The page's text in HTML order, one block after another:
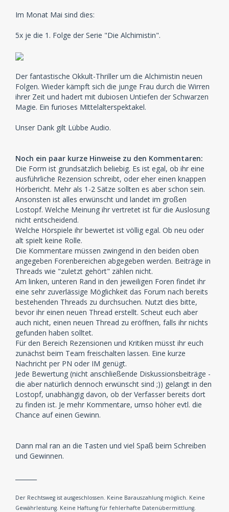
Im Monat Mai sind dies:
5x je die 1. Folge der Serie "Die Alchimistin".
Der fantastische Okkult-Thriller um die Alchimistin neuen
Folgen. Wieder kämpft sich die junge Frau durch die Wirren
ihrer Zeit und hadert mit dubiosen Untiefen der Schwarzen
Magie. Ein furioses Mittelalterspektakel.
Unser Dank gilt Lübbe Audio.
Noch ein paar kurze Hinweise zu den Kommentaren:
Die Form ist grundsätzlich beliebig. Es ist egal, ob ihr eine
ausführliche Rezension schreibt, oder eher einen knappen
Hörbericht. Mehr als 1-2 Sätze sollten es aber schon sein.
Ansonsten ist alles erwünscht und landet im großen
Lostopf. Welche Meinung ihr vertretet ist für die Auslosung
nicht entscheidend.
Welche Hörspiele ihr bewertet ist völlig egal. Ob neu oder
alt spielt keine Rolle.
Die Kommentare müssen zwingend in den beiden oben
angegeben Forenbereichen abgegeben werden. Beiträge in
Threads wie "zuletzt gehört" zählen nicht.
Am linken, unteren Rand in den jeweiligen Foren findet ihr
eine sehr zuverlässige Möglichkeit das Forum nach bereits
bestehenden Threads zu durchsuchen. Nutzt dies bitte,
bevor ihr einen neuen Thread erstellt. Scheut euch aber
auch nicht, einen neuen Thread zu eröffnen, falls ihr nichts
gefunden haben solltet.
Für den Bereich Rezensionen und Kritiken müsst ihr euch
zunächst beim Team freischalten lassen. Eine kurze
Nachricht per PN oder IM genügt.
Jede Bewertung (nicht anschließende Diskussionsbeiträge -
die aber natürlich dennoch erwünscht sind ;)) gelangt in den
Lostopf, unabhängig davon, ob der Verfasser bereits dort
zu finden ist. Je mehr Kommentare, umso höher evtl. die
Chance auf einen Gewinn.
Dann mal ran an die Tasten und viel Spaß beim Schreiben
und Gewinnen.
Der Rechtsweg ist ausgeschlossen. Keine Barauszahlung möglich. Keine
Gewährleistung. Keine Haftung für fehlerhafte Datenübermittlung.